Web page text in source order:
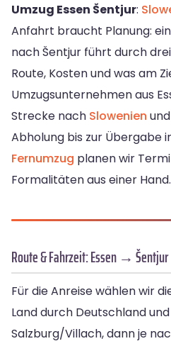
Umzug Essen Šentjur:
Anfahrt braucht Planung:
nach Šentjur führt durch
Route, Kosten und was am
Umzugsunternehmen aus
Strecke nach Slowenien
Abholung bis zur Übergabe
Fernumzug planen wir
Formalitäten aus einer Hand.
Route & Fahrzeit: Essen → Šentjur
Für die Anreise wählen wir
Land durch Deutschland
Salzburg/Villach, dann je